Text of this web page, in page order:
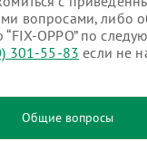
вопросами, либо
OPPO” по
301-55-83 если не
Общие вопросы